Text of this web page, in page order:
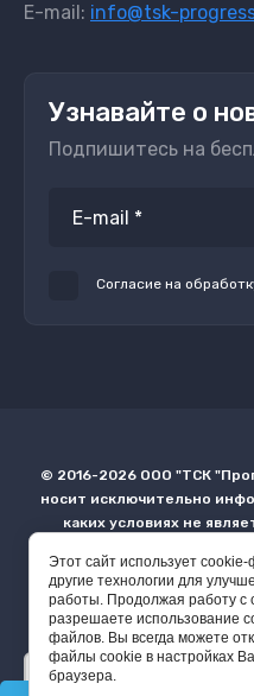
E-mail: info@tsk-
Узнавайте о
Подпишитесь на
Согласие на
© 2016-2026 ООО "ТСК
носит исключительно
каких условиях не
товара или услуг
бесплатному
Мы –
Этот сайт использует
другие технологии для
работы. Продолжая работу с
разрешаете использование
файлов. Вы всегда можете
файлы cookie в настройках
браузера.